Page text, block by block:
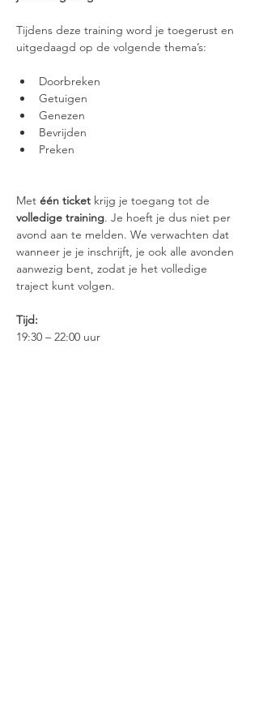
Tijdens deze training word je toegerust en
uitgedaagd op de volgende thema’s:
Doorbreken
Getuigen
Genezen
Bevrijden
Preken
Met één ticket krijg je toegang tot de
volledige training. Je hoeft je dus niet per
avond aan te melden. We verwachten dat
wanneer je je inschrijft, je ook alle avonden
aanwezig bent, zodat je het volledige
traject kunt volgen.
Tijd:
19:30 – 22:00 uur